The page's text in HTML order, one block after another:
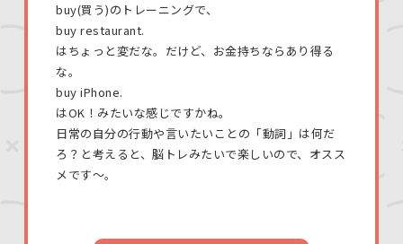
buy(買う)のトレーニングで、
buy restaurant.
はちょっと変だな。だけど、お金持ちならあり得る
な。
buy iPhone.
はOK！みたいな感じですかね。
日常の自分の行動や言いたいことの「動詞」は何だ
ろ？と考えると、脳トレみたいで楽しいので、オスス
メです〜。